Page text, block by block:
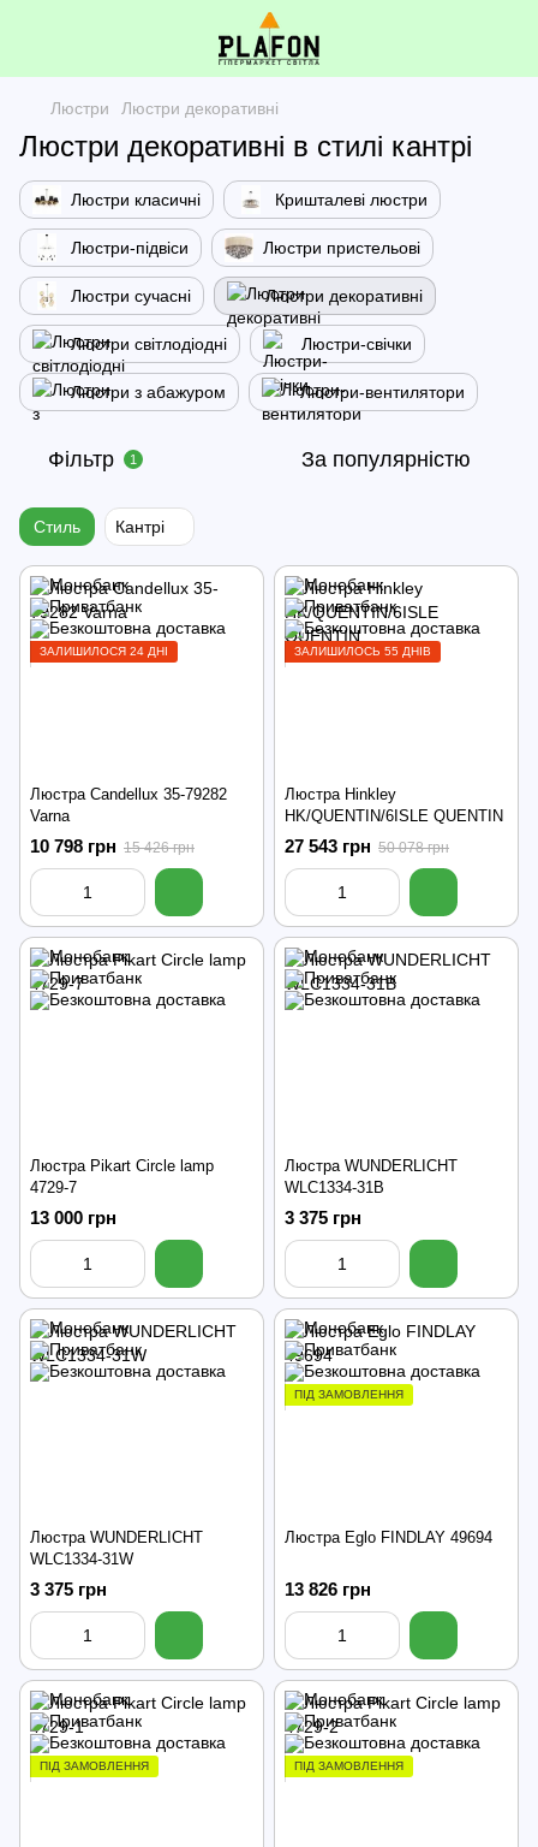
Люстри Люстри декоративні
Люстри декоративні в стилі кантрі
Люстри класичні Кришталеві люстри
Люстри-підвіси Люстри пристельові
Люстри сучасні Люстри декоративні
Люстри світлодіодні Люстри-свічки
Люстри з абажуром Люстри-вентилятори
Фільтр 1 За популярністю
Стиль Кантрі
ЗАЛИШИЛОСЯ 24 ДНІ
Люстра Candellux 35-79282
Varna
10 798 грн 15 426 грн
ЗАЛИШИЛОСЬ 55 ДНІВ
Люстра Hinkley
HK/QUENTIN/6ISLE QUENTIN
27 543 грн 50 078 грн
Люстра Pikart Circle lamp
4729-7
13 000 грн
Люстра WUNDERLICHT
WLC1334-31B
3 375 грн
Люстра WUNDERLICHT
WLC1334-31W
3 375 грн
ПІД ЗАМОВЛЕННЯ
Люстра Eglo FINDLAY 49694
13 826 грн
ПІД ЗАМОВЛЕННЯ ПІД ЗАМОВЛЕННЯ